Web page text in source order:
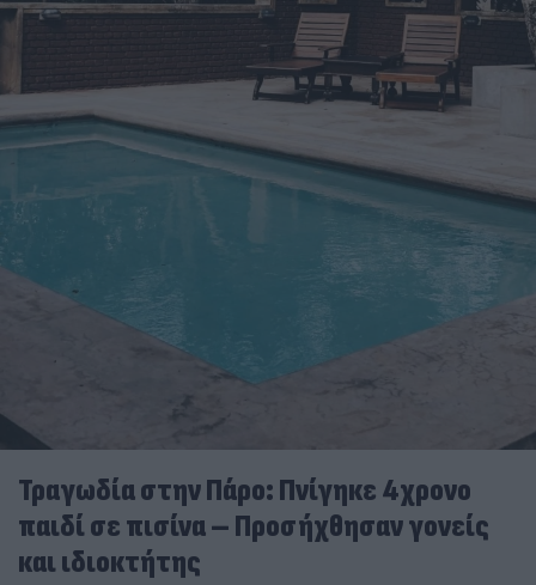
Τραγωδία στην Πάρο: Πνίγηκε 4χρονο
παιδί σε πισίνα – Προσήχθησαν γονείς
και ιδιοκτήτης